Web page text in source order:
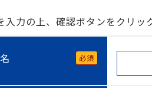
入力の上、確認ボタンをクリッ
必須